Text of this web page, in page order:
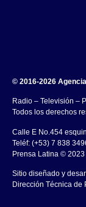
© 2016-2026
Radio – Televisión –
Todos los derechos
Calle E No.454
Teléf: (+53) 7 838
Prensa Latina © 2023 .
Sitio diseñado y
Dirección Técnica de